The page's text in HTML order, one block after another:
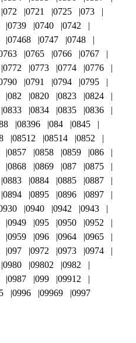
072 0721 0725
073
0739 0740
0742
07468 0747
0748
0765 0766
0767
0772 0773 0774
0776
0791 0794
0795
082 0820 0823
0824
0833 0834 0835
0836
08396 084
0845
08512 08514
0852
0857 0858 0859
086
0868 0869 087
0875
0883 0884 0885
0887
0894 0895 0896
0897
0940 0942
0943
0949 095 0950
0952
0959 096 0964
0965
097 0972 0973
0974
0980 09802
0982
0987 099
09912
0996 09969 0997